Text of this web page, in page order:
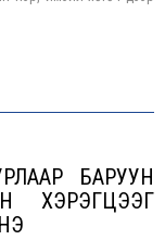
БАРУУН
ХЭРЭГЦЭЭГ